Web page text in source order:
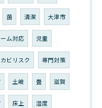
菌 清潔 大津市
ム対応 児童
カビリスク 専門対策
土岐 畳 滋賀
床上 湿度